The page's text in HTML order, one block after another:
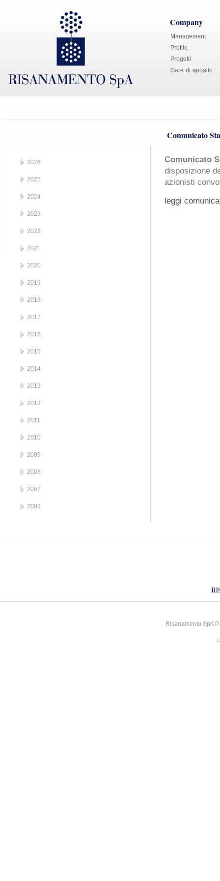
Company
Management
Profilo
Progetti
Gare di appalto
Comunicato
Comunicato
disposizione
azionisti
leggi
2026
2025
2024
2023
2022
2021
2020
2019
2018
2017
2016
2015
2014
2013
2012
2011
2010
2009
2008
2007
2006
Risanamento SpA